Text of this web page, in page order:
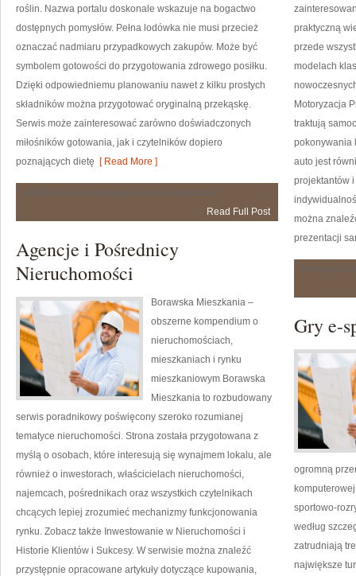
roślin. Nazwa portalu doskonale wskazuje na bogactwo
dostępnych pomysłów. Pełna lodówka nie musi przecież
oznaczać nadmiaru przypadkowych zakupów. Może być
symbolem gotowości do przygotowania zdrowego posiłku.
Dzięki odpowiedniemu planowaniu nawet z kilku prostych
składników można przygotować oryginalną przekąskę.
Serwis może zainteresować zarówno doświadczonych
miłośników gotowania, jak i czytelników dopiero
poznających dietę [ Read More ]
Read Full Post
praktyczną
przede
modelach
Motoryzacja
traktują
pokonywania
auto jest
projektantów
można
prezentacji
Agencje i Pośrednicy
Nieruchomości
Borawska Mieszkania –
obszerne kompendium o
nieruchomościach,
mieszkaniach i rynku
mieszkaniowym Borawska
Mieszkania to rozbudowany
serwis poradnikowy poświęcony szeroko rozumianej
tematyce nieruchomości. Strona została przygotowana z
myślą o osobach, które interesują się wynajmem lokalu, ale
również o inwestorach, właścicielach nieruchomości,
najemcach, pośrednikach oraz wszystkich czytelnikach
chcących lepiej zrozumieć mechanizmy funkcjonowania
rynku. Zobacz także Inwestowanie w Nieruchomości i
Historie Klientów i Sukcesy. W serwisie można znaleźć
przystępnie opracowane artykuły dotyczące kupowania,
Gry e-
ogromną
sportowo-
według
zatrudniają
największe